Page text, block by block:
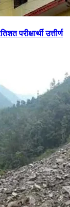
परीक्षार्थी उत्तीर्ण